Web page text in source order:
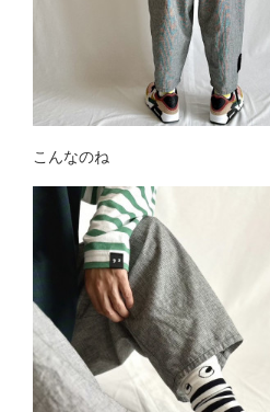
こんなのね